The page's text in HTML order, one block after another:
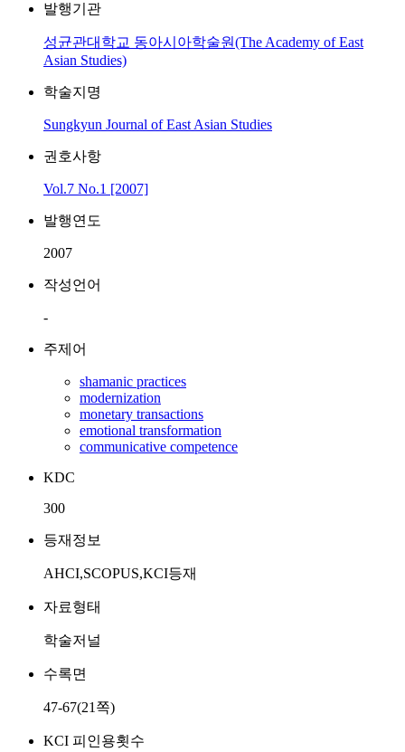
발행기관
성균관대학교 동아시아학술원(The Academy of East
Asian Studies)
학술지명
Sungkyun Journal of East Asian Studies
권호사항
Vol.7 No.1 [2007]
발행연도
2007
작성언어
-
주제어
shamanic practices
modernization
monetary transactions
emotional transformation
communicative competence
KDC
300
등재정보
AHCI,SCOPUS,KCI등재
자료형태
학술저널
수록면
47-67(21쪽)
KCI 피인용횟수